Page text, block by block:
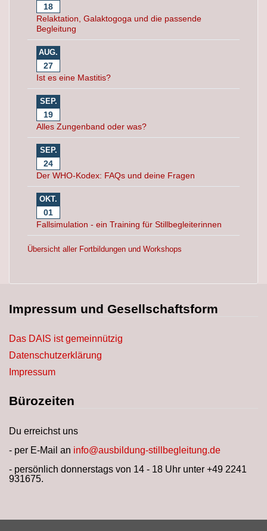
18
Relaktation, Galaktogoga und die passende
Begleitung
AUG.
27
Ist es eine Mastitis?
SEP.
19
Alles Zungenband oder was?
SEP.
24
Der WHO-Kodex: FAQs und deine Fragen
OKT.
01
Fallsimulation - ein Training für Stillbegleiterinnen
Übersicht aller Fortbildungen und Workshops
Impressum und Gesellschaftsform
Das DAIS ist gemeinnützig
Datenschutzerklärung
Impressum
Bürozeiten
Du erreichst uns
- per E-Mail an info@ausbildung-stillbegleitung.de
- persönlich donnerstags von 14 - 18 Uhr unter +49 2241
931675.